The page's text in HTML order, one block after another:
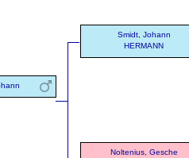
Smidt, Johann
HERMANN
Noltenius, Gesche